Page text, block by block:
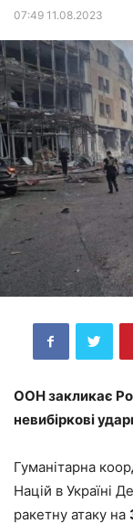
07:49 11.08.2023
ООН закликає
невибіркові
Гуманітарна
Націй в Україні
ракетну атаку на